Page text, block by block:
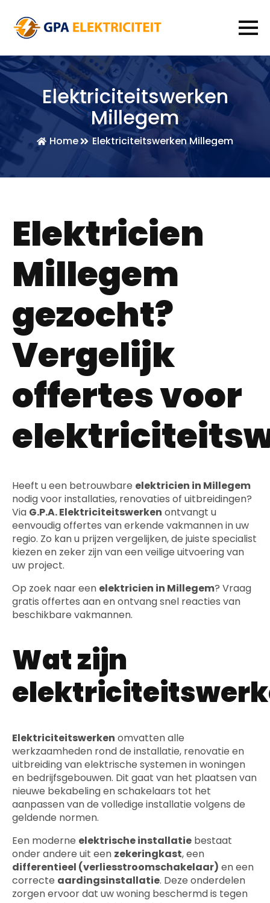
Elektriciteitswerken
Millegem
Home Elektriciteitswerken Millegem
Elektricien
Millegem
gezocht?
Vergelijk
offertes voor
Heeft u een betrouwbare elektricien in Millegem
nodig voor installaties, renovaties of uitbreidingen?
Via G.P.A. Elektriciteitswerken ontvangt u
eenvoudig offertes van erkende vakmannen in uw
regio. Zo kan u prijzen vergelijken, de juiste specialist
kiezen en zeker zijn van een veilige uitvoering van
uw project.
Op zoek naar een elektricien in Millegem? Vraag
gratis offertes aan en ontvang snel reacties van
beschikbare vakmannen.
Wat zijn
Elektriciteitswerken omvatten alle
werkzaamheden rond de installatie, renovatie en
uitbreiding van elektrische systemen in woningen
en bedrijfsgebouwen. Dit gaat van het plaatsen van
nieuwe bekabeling en schakelaars tot het
aanpassen van de volledige installatie volgens de
geldende normen.
Een moderne elektrische installatie bestaat
onder andere uit een zekeringkast, een
differentieel (verliesstroomschakelaar) en een
correcte aardingsinstallatie. Deze onderdelen
zorgen ervoor dat uw woning beschermd is tegen